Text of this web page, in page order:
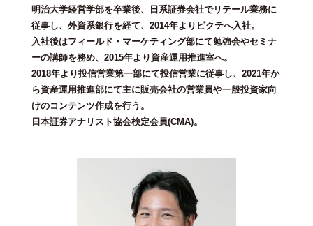
明治大学経営学部を卒業後、日系証券会社でリテール業務に
従事し、外資系銀行を経て、2014年よりピクテへ入社。
入社後はフィールド・マーケティング部にて勉強会やセミナ
ーの講師を務め、2015年より資産運用推進室へ。
2018年より投信営業第一部にて投信営業に従事し、2021年か
ら資産運用推進部にて主に販売会社の営業員や一般投資家向
けのコンテンツ作成を行う。
日本証券アナリスト協会検定会員(CMA)。